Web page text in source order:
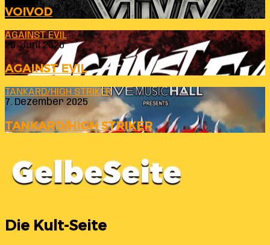
VOIVOD
AGAINST EVIL
26. Juni 2026
AGAINST EVIL
TANKARD/HIGH STRIKER
7. Dezember 2025
TANKARD/HIGH STRIKER
Die Kult-Seite